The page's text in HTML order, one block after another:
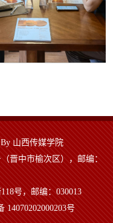
By 山西传媒学院
晋中市榆次区），邮编：
号，邮编：030013
14070202000203号